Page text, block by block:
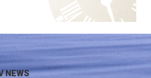
NEWS